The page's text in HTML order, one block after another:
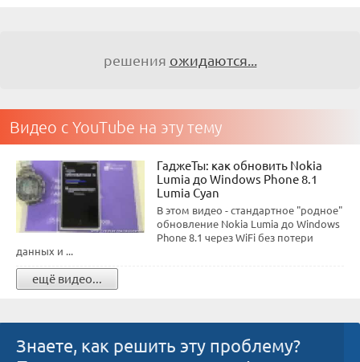
решения ожидаются...
Видео с YouTube на эту тему
ГаджеТы: как обновить Nokia
Lumia до Windows Phone 8.1
Lumia Cyan
В этом видео - стандартное "родное"
обновление Nokia Lumia до Windows
Phone 8.1 через WiFi без потери
данных и ...
ещё видео...
Знаете, как решить эту проблему?